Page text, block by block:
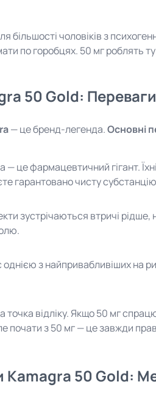
більшості чоловіків з
по горобцях. 50 мг роблять
50 Gold:
— це бренд-легенда.Основні
це фармацевтичний гігант.
гарантовано чисту
зустрічаються втричі
однією з найпривабливіших на
точка відліку. Якщо 50 мг
почати з 50 мг — це завжди
Kamagra 50 Gold: